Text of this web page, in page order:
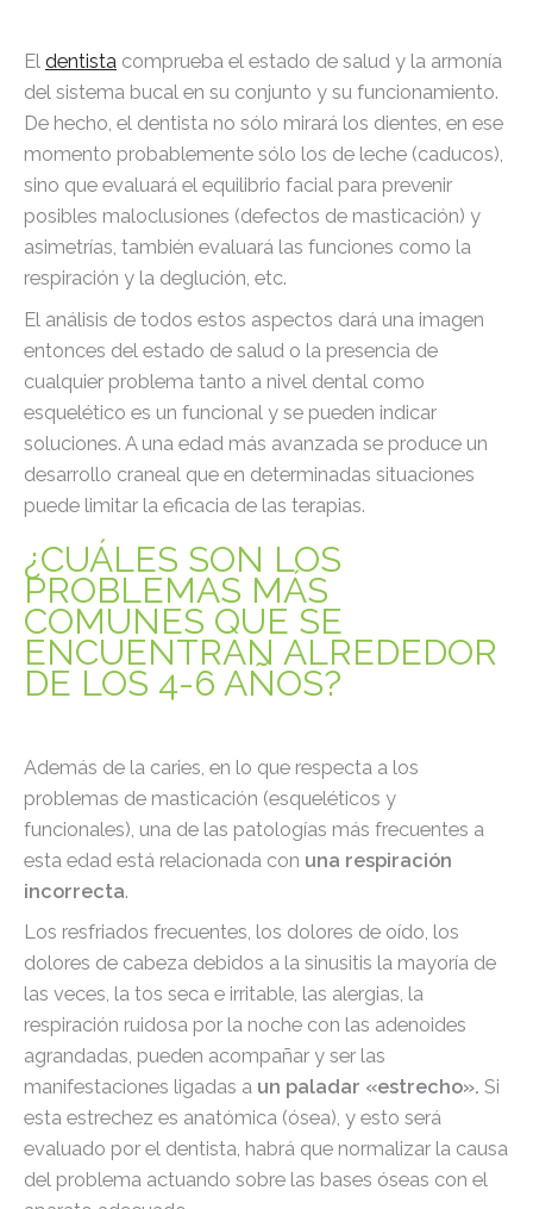
El dentista comprueba el estado de salud y la armonía
del sistema bucal en su conjunto y su funcionamiento.
De hecho, el dentista no sólo mirará los dientes, en ese
momento probablemente sólo los de leche (caducos),
sino que evaluará el equilibrio facial para prevenir
posibles maloclusiones (defectos de masticación) y
asimetrías, también evaluará las funciones como la
respiración y la deglución, etc.
El análisis de todos estos aspectos dará una imagen
entonces del estado de salud o la presencia de
cualquier problema tanto a nivel dental como
esquelético es un funcional y se pueden indicar
soluciones. A una edad más avanzada se produce un
desarrollo craneal que en determinadas situaciones
puede limitar la eficacia de las terapias.
¿CUÁLES SON LOS
PROBLEMAS MÁS
COMUNES QUE SE
ENCUENTRAN ALREDEDOR
DE LOS 4-6 AÑOS?
Además de la caries, en lo que respecta a los
problemas de masticación (esqueléticos y
funcionales), una de las patologías más frecuentes a
esta edad está relacionada con una respiración
incorrecta.
Los resfriados frecuentes, los dolores de oído, los
dolores de cabeza debidos a la sinusitis la mayoría de
las veces, la tos seca e irritable, las alergias, la
respiración ruidosa por la noche con las adenoides
agrandadas, pueden acompañar y ser las
manifestaciones ligadas a un paladar «estrecho». Si
esta estrechez es anatómica (ósea), y esto será
evaluado por el dentista, habrá que normalizar la causa
del problema actuando sobre las bases óseas con el